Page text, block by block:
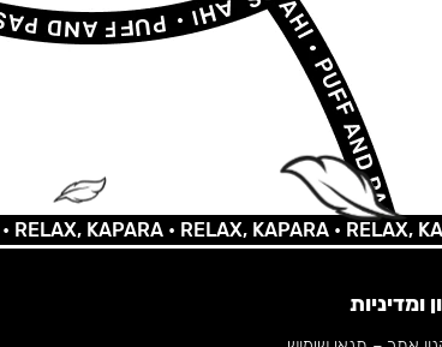
KAPARA •RELAX, KAPARA •RELAX,
ומדיניות